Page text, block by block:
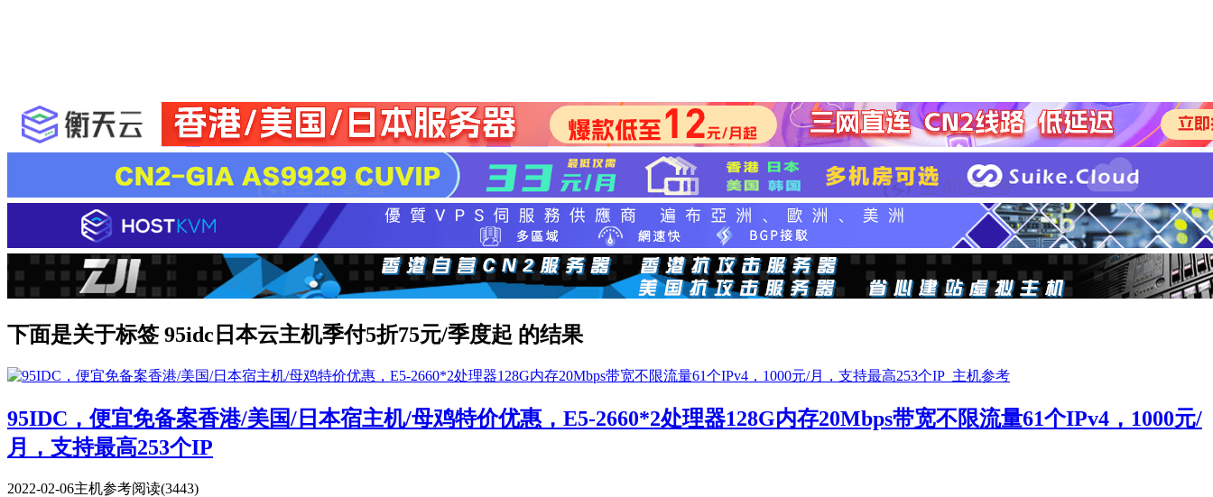
下面是关于标签 95idc日本云主机季付5折75元/季度起 的结果
95IDC，便宜免备案香港/美国/日本宿主机/母鸡特价优惠，E5-2660*2处理器128G内存20Mbps带宽不限流量61个IPv4，1000元/
月，支持最高253个IP
2022-02-06主机参考阅读(3443)